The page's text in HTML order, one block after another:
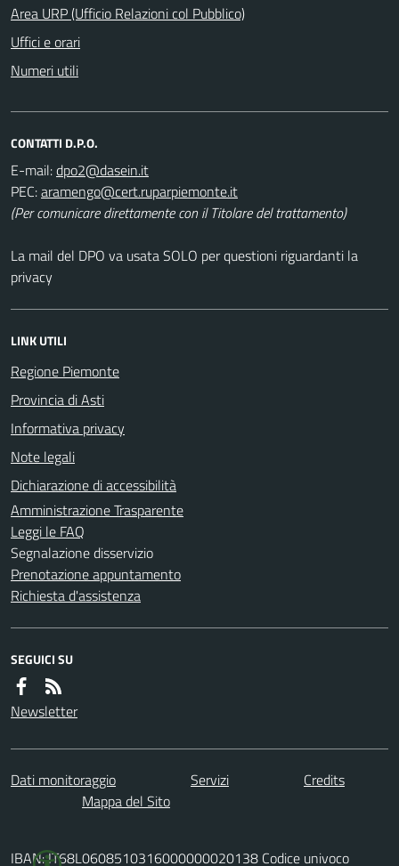
Area URP (Ufficio Relazioni col Pubblico)
Uffici e orari
Numeri utili
CONTATTI D.P.O.
E-mail:
PEC:
(Per comunicare direttamente con il Titolare del trattamento)
La mail del DPO va usata SOLO per questioni riguardanti la
privacy
LINK UTILI
Regione Piemonte
Provincia di Asti
Informativa privacy
Note legali
Dichiarazione di accessibilità
Amministrazione Trasparente
Leggi le FAQ
Segnalazione disservizio
Prenotazione appuntamento
Richiesta d'assistenza
SEGUICI SU
Newsletter
Dati monitoraggio Servizi
Credits
Mappa del Sito
IBAN: IT68L0608510316000000020138 Codice univoco